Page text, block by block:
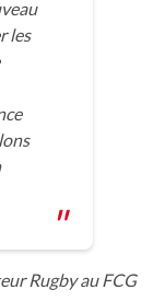
les
Rugby au FCG